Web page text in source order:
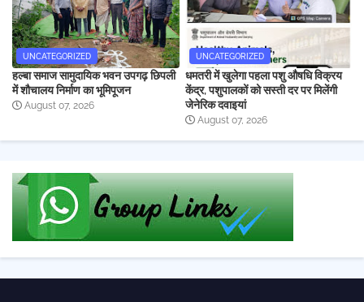
UNCATEGORIZED
हल्बा समाज सामुदायिक भवन उपगढ़ छिपली
में शौचालय निर्माण का भूमिपूजन
August 07, 2026
UNCATEGORIZED
धमतरी में खुलेगा पहला पशु औषधि विक्रय
केंद्र, पशुपालकों को सस्ती दर पर मिलेंगी
जेनेरिक दवाइयां
August 07, 2026